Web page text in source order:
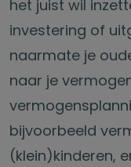
het juist wil
investering of
naarmate je
naar je
bijvoorbeeld
(klein)kinderen,